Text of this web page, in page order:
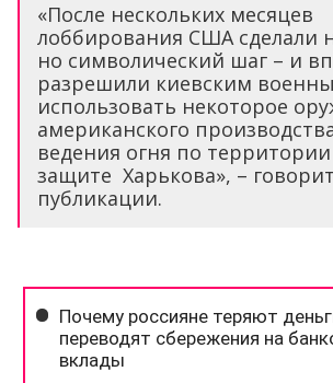
«После нескольких месяцев
лоббирования США сделали
но символический шаг – и
разрешили киевским
использовать некоторое
американского
ведения огня по
защите Харькова», –
публикации.